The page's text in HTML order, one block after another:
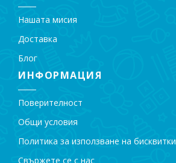
Нашата мисия
Доставка
Блог
ИНФОРМАЦИЯ
Поверителност
Общи условия
Политика за използване на бисквитки
Свържете се с нас